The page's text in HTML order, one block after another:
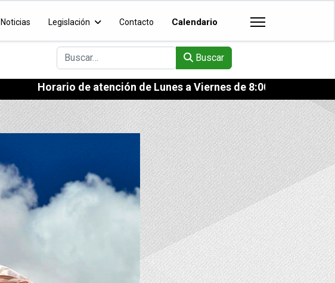
Noticias Legislación Contacto Calendario
Buscar Buscar
Horario de atención de Lunes a Viernes de 8:00 a 13:00 hs.